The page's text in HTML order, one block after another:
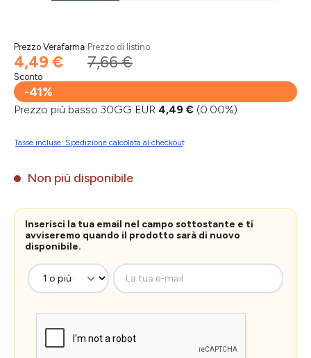
Prezzo Verafarma
4,49 €
Prezzo di listino
7,66 €
Sconto
-41%
Prezzo più basso 30GG EUR 4,49 € (0.00%)
Tasse incluse. Spedizione calcolata al checkout
Non più disponibile
Inserisci la tua email nel campo sottostante e ti
avviseremo quando il prodotto sarà di nuovo
disponibile.
La tua e-mail